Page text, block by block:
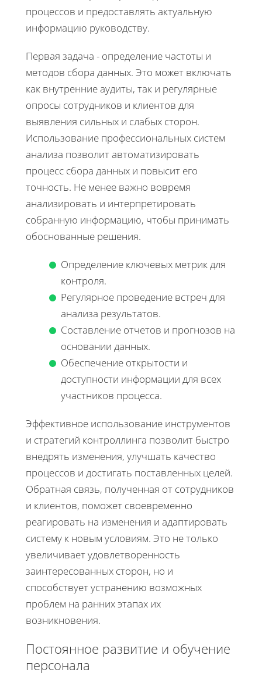
процессов и предоставлять актуальную
информацию руководству.
Первая задача - определение частоты и
методов сбора данных. Это может включать
как внутренние аудиты, так и регулярные
опросы сотрудников и клиентов для
выявления сильных и слабых сторон.
Использование профессиональных систем
анализа позволит автоматизировать
процесс сбора данных и повысит его
точность. Не менее важно вовремя
анализировать и интерпретировать
собранную информацию, чтобы принимать
обоснованные решения.
Определение ключевых метрик для
контроля.
Регулярное проведение встреч для
анализа результатов.
Составление отчетов и прогнозов на
основании данных.
Обеспечение открытости и
доступности информации для всех
участников процесса.
Эффективное использование инструментов
и стратегий контроллинга позволит быстро
внедрять изменения, улучшать качество
процессов и достигать поставленных целей.
Обратная связь, полученная от сотрудников
и клиентов, поможет своевременно
реагировать на изменения и адаптировать
систему к новым условиям. Это не только
увеличивает удовлетворенность
заинтересованных сторон, но и
способствует устранению возможных
проблем на ранних этапах их
возникновения.
Постоянное развитие и обучение
персонала